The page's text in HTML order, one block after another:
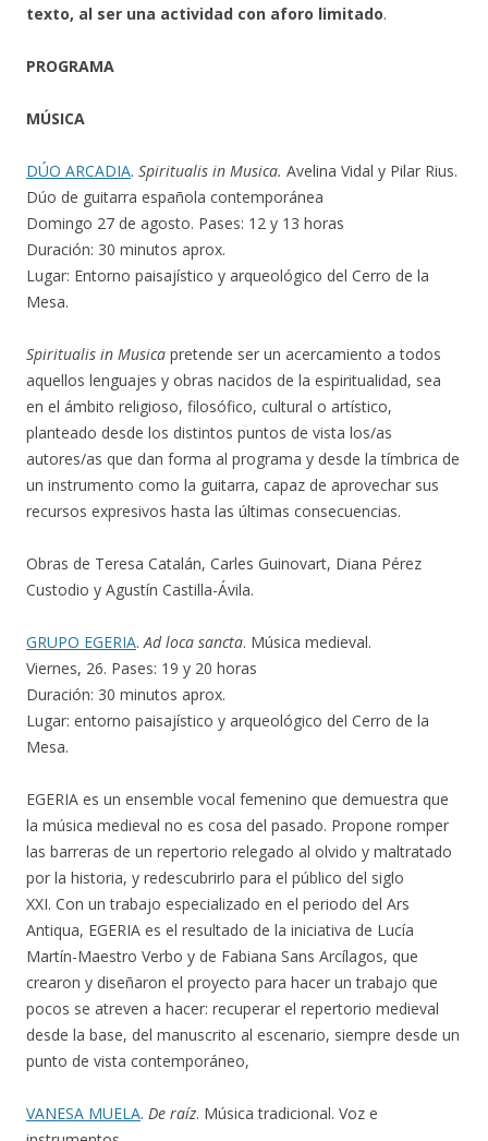
texto, al ser una actividad con aforo limitado.
PROGRAMA
MÚSICA
DÚO ARCADIA. Spiritualis in Musica. Avelina Vidal y Pilar Rius.
Dúo de guitarra española contemporánea
Domingo 27 de agosto. Pases: 12 y 13 horas
Duración: 30 minutos aprox.
Lugar: Entorno paisajístico y arqueológico del Cerro de la
Mesa.
Spiritualis in Musica pretende ser un acercamiento a todos
aquellos lenguajes y obras nacidos de la espiritualidad, sea
en el ámbito religioso, filosófico, cultural o artístico,
planteado desde los distintos puntos de vista los/as
autores/as que dan forma al programa y desde la tímbrica de
un instrumento como la guitarra, capaz de aprovechar sus
recursos expresivos hasta las últimas consecuencias.
Obras de Teresa Catalán, Carles Guinovart, Diana Pérez
Custodio y Agustín Castilla-Ávila.
GRUPO EGERIA.Ad loca sancta. Música medieval.
Viernes, 26. Pases: 19 y 20 horas
Duración: 30 minutos aprox.
Lugar: entorno paisajístico y arqueológico del Cerro de la
Mesa.
EGERIA es un ensemble vocal femenino que demuestra que
la música medieval no es cosa del pasado. Propone romper
las barreras de un repertorio relegado al olvido y maltratado
por la historia, y redescubrirlo para el público del siglo
XXI. Con un trabajo especializado en el periodo del Ars
Antiqua, EGERIA es el resultado de la iniciativa de Lucía
Martín-Maestro Verbo y de Fabiana Sans Arcílagos, que
crearon y diseñaron el proyecto para hacer un trabajo que
pocos se atreven a hacer: recuperar el repertorio medieval
desde la base, del manuscrito al escenario, siempre desde un
punto de vista contemporáneo,
VANESA MUELA. De raíz. Música tradicional. Voz e